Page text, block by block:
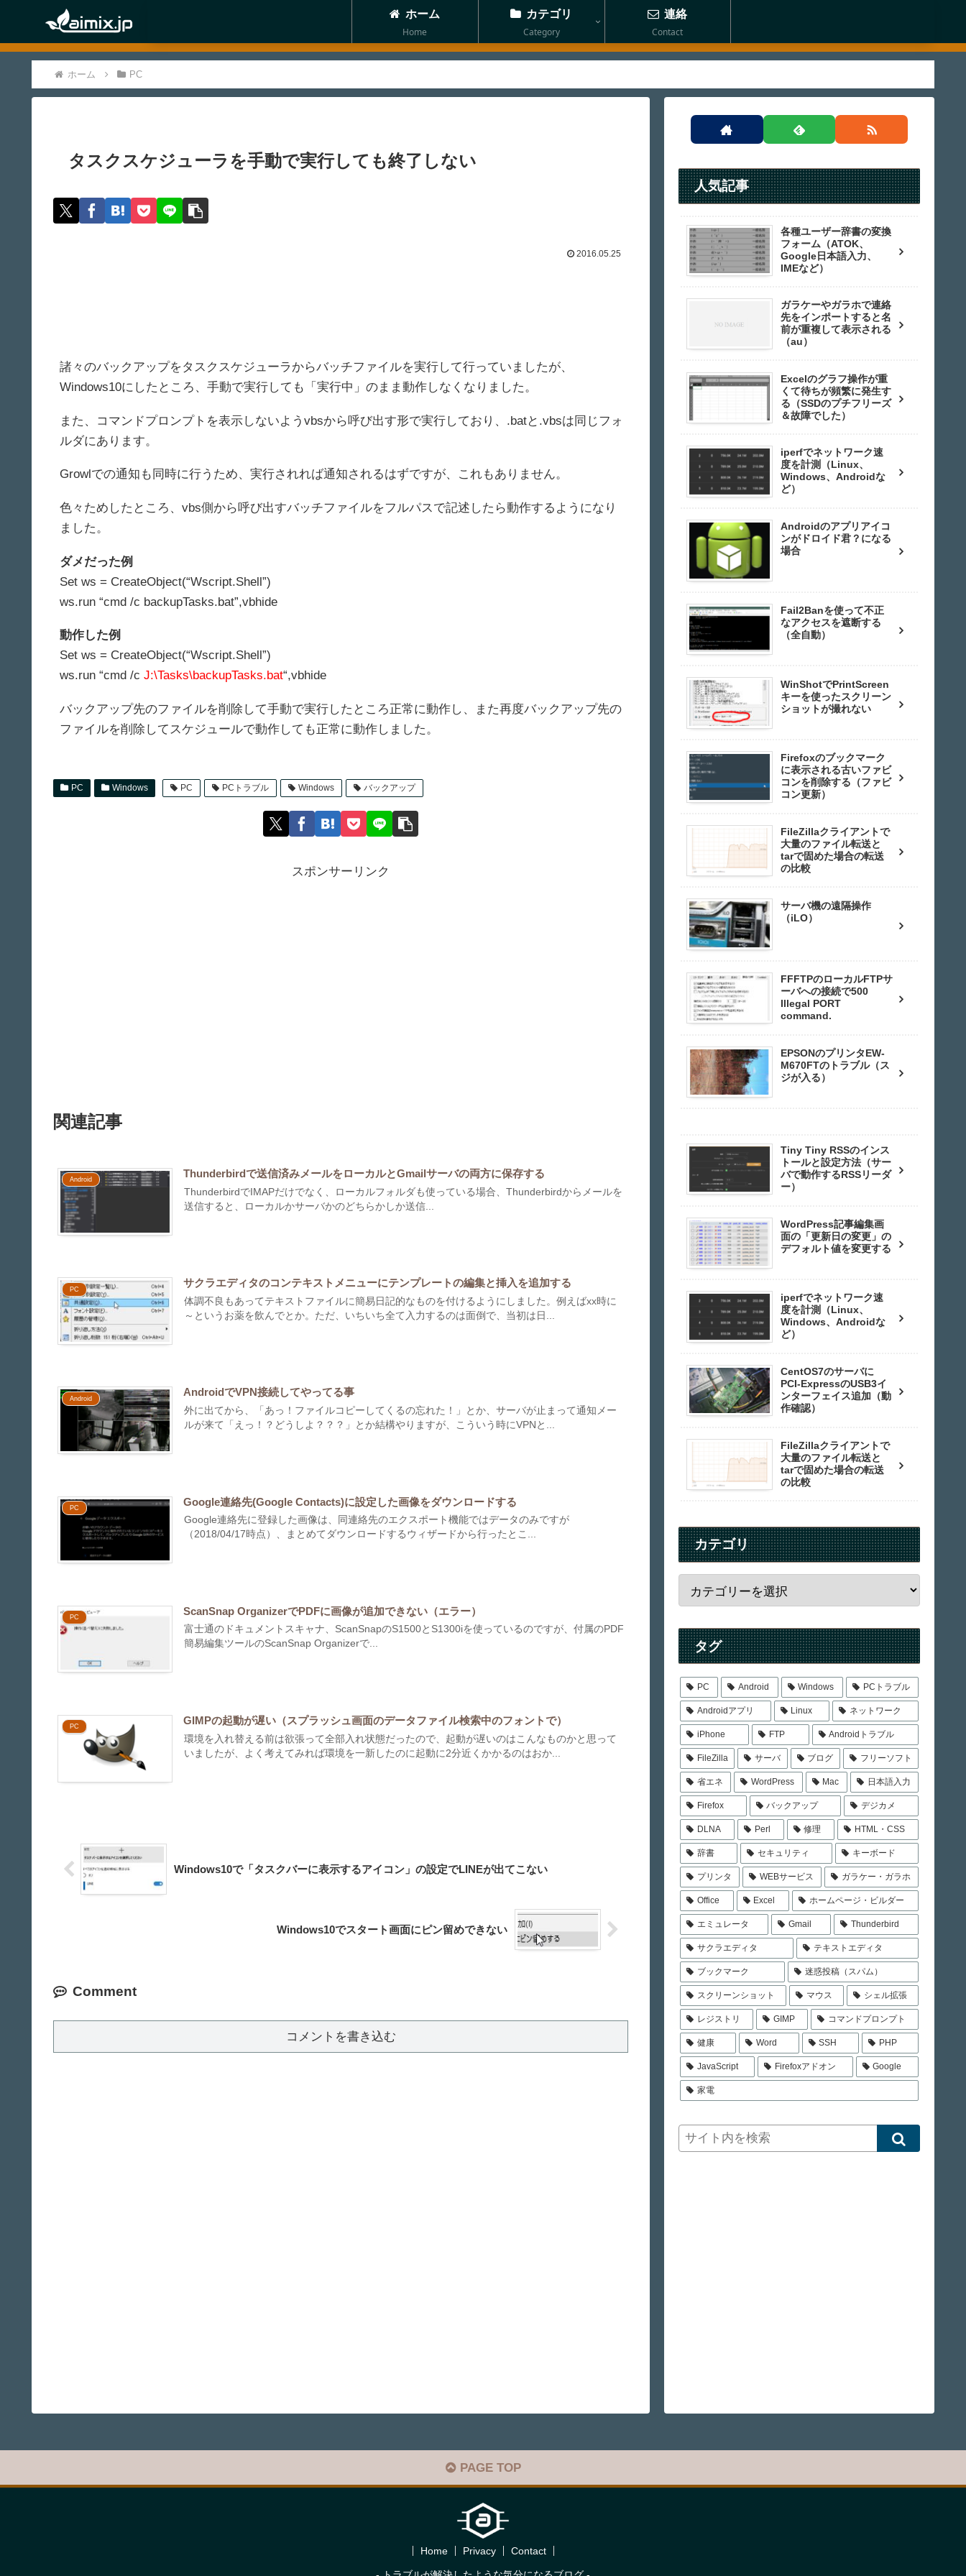
ホーム
Home
カテゴリ
Category
連絡
Contact
ホーム PC
タスクスケジューラを手動で実行しても終了しない
2016.05.25
諸々のバックアップをタスクスケジューラからバッチファイルを実行して行っていましたが、
Windows10にしたところ、手動で実行しても「実行中」のまま動作しなくなりました。
また、コマンドプロンプトを表示しないようvbsから呼び出す形で実行しており、.batと.vbsは同じフォ
ルダにあります。
Growlでの通知も同時に行うため、実行されれば通知されるはずですが、これもありません。
色々ためしたところ、vbs側から呼び出すバッチファイルをフルパスで記述したら動作するようになり
ました。
ダメだった例
Set ws = CreateObject(“Wscript.Shell”)
ws.run “cmd /c backupTasks.bat”,vbhide
動作した例
Set ws = CreateObject(“Wscript.Shell”)
ws.run “cmd /c J:\Tasks\backupTasks.bat“,vbhide
バックアップ先のファイルを削除して手動で実行したところ正常に動作し、また再度バックアップ先の
ファイルを削除してスケジュールで動作しても正常に動作しました。
PC Windows PC PCトラブル Windows バックアップ
スポンサーリンク
関連記事
Android
Thunderbirdで送信済みメールをローカルとGmailサーバの両方に保存する
ThunderbirdでIMAPだけでなく、ローカルフォルダも使っている場合、Thunderbirdからメールを
送信すると、ローカルかサーバかのどちらかしか送信...
PC
サクラエディタのコンテキストメニューにテンプレートの編集と挿入を追加する
体調不良もあってテキストファイルに簡易日記的なものを付けるようにしました。例えばxx時に
～というお薬を飲んでとか。ただ、いちいち全て入力するのは面倒で、当初は日...
Android
AndroidでVPN接続してやってる事
外に出てから、「あっ！ファイルコピーしてくるの忘れた！」とか、サーバが止まって通知メー
ルが来て「えっ！？どうしよ？？？」とか結構やりますが、こういう時にVPNと...
PC
Google連絡先(Google Contacts)に設定した画像をダウンロードする
Google連絡先に登録した画像は、同連絡先のエクスポート機能ではデータのみですが
（2018/04/17時点）、まとめてダウンロードするウィザードから行ったとこ...
PC
ScanSnap OrganizerでPDFに画像が追加できない（エラー）
富士通のドキュメントスキャナ、ScanSnapのS1500とS1300iを使っているのですが、付属のPDF
簡易編集ツールのScanSnap Organizerで...
PC
GIMPの起動が遅い（スプラッシュ画面のデータファイル検索中のフォントで）
環境を入れ替える前は欲張って全部入れ状態だったので、起動が遅いのはこんなものかと思って
いましたが、よく考えてみれば環境を一新したのに起動に2分近くかかるのはおか...
Windows10で「タスクバーに表示するアイコン」の設定でLINEが出てこない
Windows10でスタート画面にピン留めできない
Comment
コメントを書き込む
人気記事
各種ユーザー辞書の変換
フォーム（ATOK、
Google日本語入力、
IMEなど）
ガラケーやガラホで連絡
先をインポートすると名
前が重複して表示される
（au）
Excelのグラフ操作が重
くて待ちが頻繁に発生す
る（SSDのプチフリーズ
＆故障でした）
iperfでネットワーク速
度を計測（Linux、
Windows、Androidな
ど）
Androidのアプリアイコ
ンがドロイド君？になる
場合
Fail2Banを使って不正
なアクセスを遮断する
（全自動）
WinShotでPrintScreen
キーを使ったスクリーン
ショットが撮れない
Firefoxのブックマーク
に表示される古いファビ
コンを削除する（ファビ
コン更新）
FileZillaクライアントで
大量のファイル転送と
tarで固めた場合の転送
の比較
サーバ機の遠隔操作
（iLO）
FFFTPのローカルFTPサ
ーバへの接続で500
Illegal PORT
command.
EPSONのプリンタEW-
M670FTのトラブル（ス
ジが入る）
Tiny Tiny RSSのインス
トールと設定方法（サー
バで動作するRSSリーダ
ー）
WordPress記事編集画
面の「更新日の変更」の
デフォルト値を変更する
iperfでネットワーク速
度を計測（Linux、
Windows、Androidな
ど）
CentOS7のサーバに
PCI-ExpressのUSB3イ
ンターフェイス追加（動
作確認）
FileZillaクライアントで
大量のファイル転送と
tarで固めた場合の転送
の比較
カテゴリ
タグ
PC Android Windows PCトラブル
Androidアプリ Linux ネットワーク
iPhone FTP Androidトラブル
FileZilla サーバ ブログ フリーソフト
省エネ WordPress Mac 日本語入力
Firefox バックアップ デジカメ
DLNA Perl 修理 HTML・CSS
辞書 セキュリティ キーボード
プリンタ WEBサービス ガラケー・ガラホ
Office Excel ホームページ・ビルダー
エミュレータ Gmail Thunderbird
サクラエディタ テキストエディタ
ブックマーク 迷惑投稿（スパム）
スクリーンショット マウス シェル拡張
レジストリ GIMP コマンドプロンプト
健康 Word SSH PHP
JavaScript Firefoxアドオン Google
家電
PAGE TOP
Home Privacy Contact